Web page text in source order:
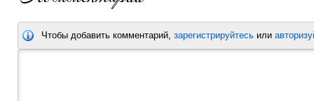
Чтобы добавить комментарий, зарегистрируйтесь или